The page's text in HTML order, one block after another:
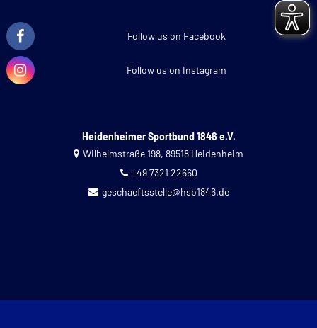
Follow us on Facebook
Follow us on Instagram
Heidenheimer Sportbund 1846 e.V.
Wilhelmstraße 198, 89518 Heidenheim
+49 7321 22660
geschaeftsstelle@hsb1846.de